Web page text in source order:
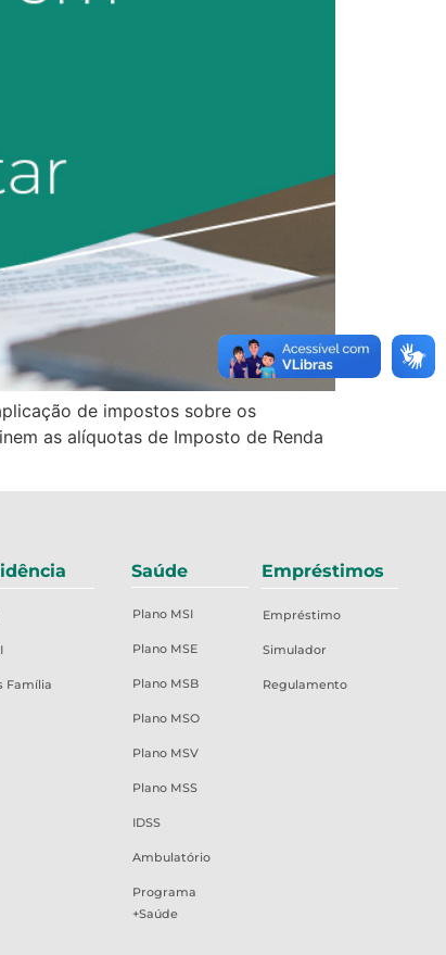
de impostos sobre os
as alíquotas de Imposto de Renda
Família
Saúde
Plano MSI
Plano MSE
Plano MSB
Plano MSO
Plano MSV
Plano MSS
IDSS
Ambulatório
Programa
+Saúde
Empréstimos
Empréstimo
Simulador
Regulamento